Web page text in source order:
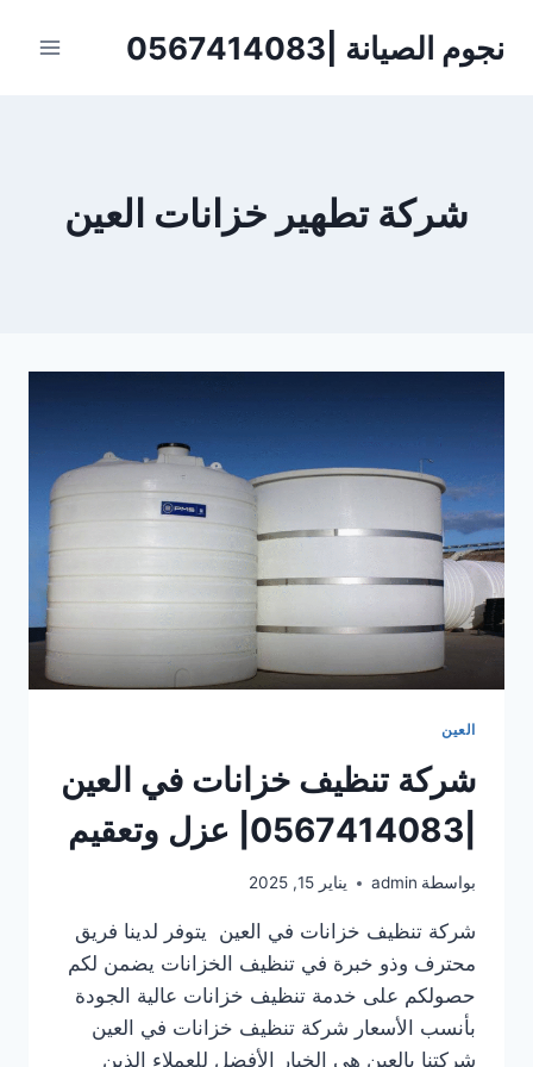
نجوم الصيانة |0567414083
شركة تطهير خزانات العين
العين
شركة تنظيف خزانات في العين
بواسطة admin يناير 15, 2025
شركة تنظيف خزانات في العين يتوفر لدينا فريق
محترف وذو خبرة في تنظيف الخزانات يضمن لكم
حصولكم على خدمة تنظيف خزانات عالية الجودة
بأنسب الأسعار شركة تنظيف خزانات في العين
شركتنا بالعين هي الخيار الأفضل للعملاء الذين